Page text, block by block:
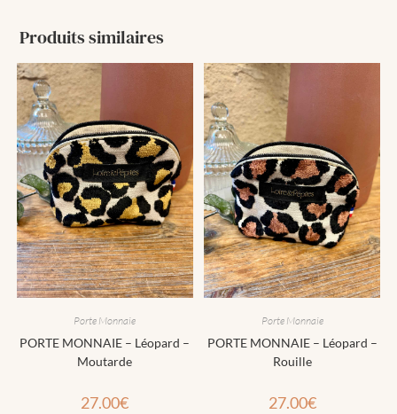
Produits similaires
Porte Monnaie
PORTE MONNAIE – Léopard –
Moutarde
27.00€
Porte Monnaie
PORTE MONNAIE – Léopard –
Rouille
27.00€